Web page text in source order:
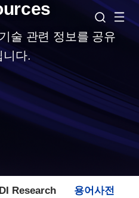
술 관련 정보를 공유
니다.
Research 용어사전